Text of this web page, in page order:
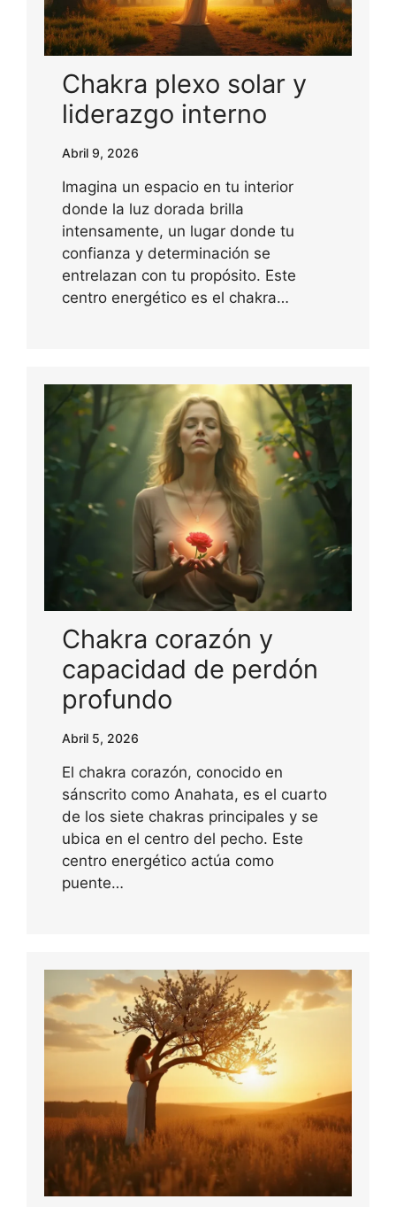
Chakra plexo solar y
liderazgo interno
Abril 9, 2026
Imagina un espacio en tu interior
donde la luz dorada brilla
intensamente, un lugar donde tu
confianza y determinación se
entrelazan con tu propósito. Este
centro energético es el chakra…
Chakra corazón y
capacidad de perdón
profundo
Abril 5, 2026
El chakra corazón, conocido en
sánscrito como Anahata, es el cuarto
de los siete chakras principales y se
ubica en el centro del pecho. Este
centro energético actúa como
puente…